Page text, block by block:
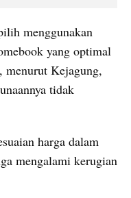
menggunakan
yang optimal
Kejagung,
tidak
harga dalam
mengalami kerugian